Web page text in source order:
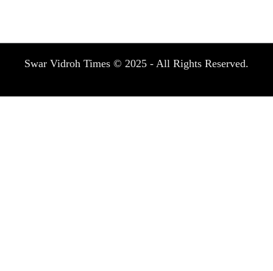
Swar Vidroh Times © 2025 - All Rights Reserved.